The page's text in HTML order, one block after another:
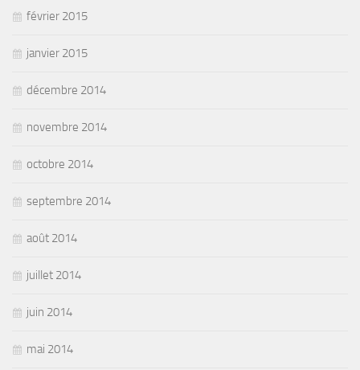
février 2015
janvier 2015
décembre 2014
novembre 2014
octobre 2014
septembre 2014
août 2014
juillet 2014
juin 2014
mai 2014